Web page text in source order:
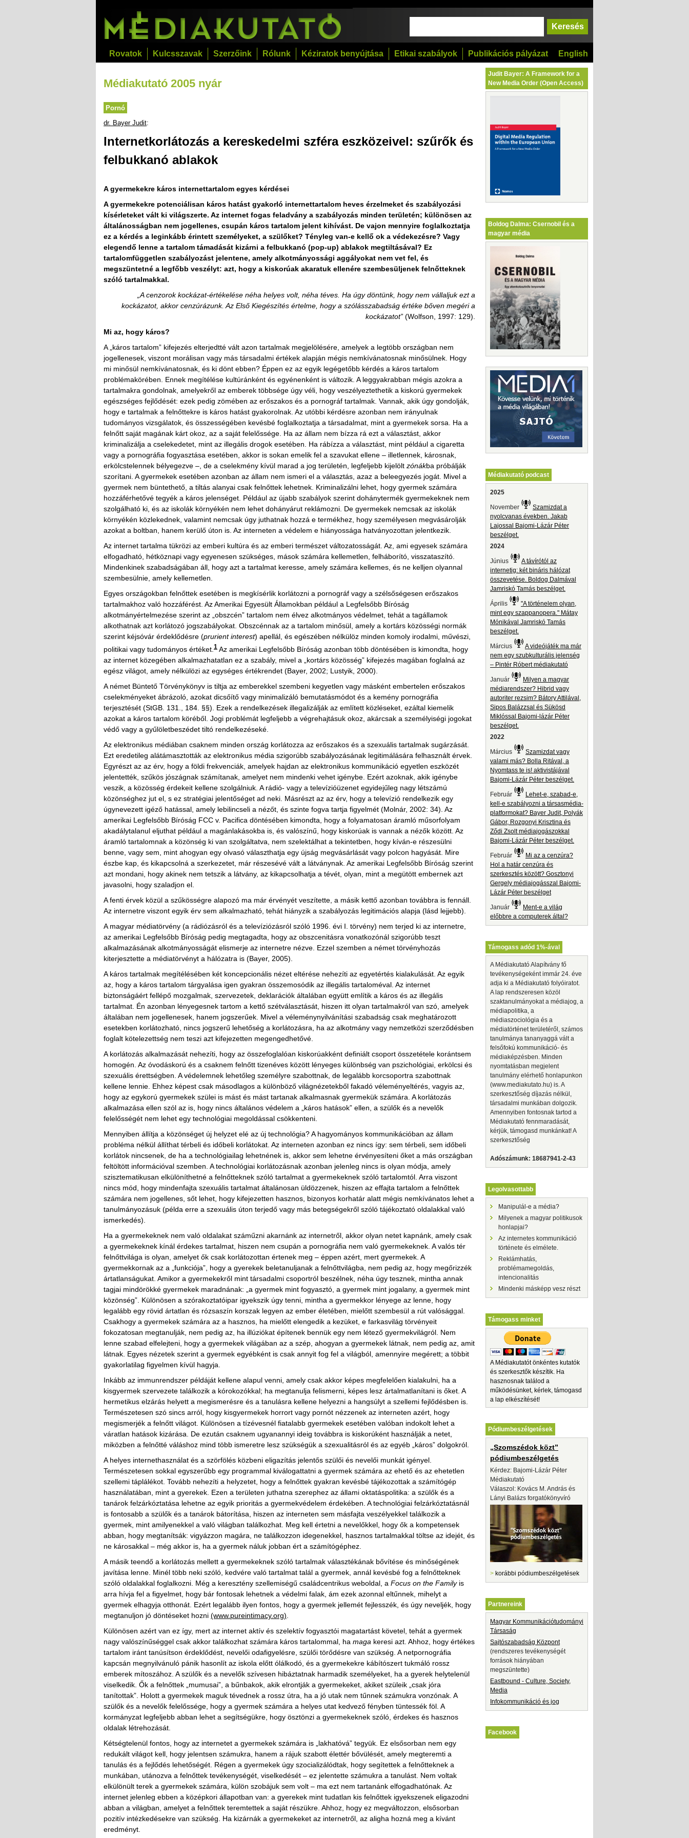
English
Rovatok Kulcsszavak Szerzőink Rólunk Kéziratok benyújtása Etikai szabályok Publikációs pályázat
Médiakutató 2005 nyár
Pornó
dr. Bayer Judit:
Internetkorlátozás a kereskedelmi szféra eszközeivel: szűrők és
felbukkanó ablakok
A gyermekekre káros internettartalom egyes kérdései
A gyermekekre potenciálisan káros hatást gyakorló internettartalom heves érzelmeket és szabályozási
kísérleteket vált ki világszerte. Az internet fogas feladvány a szabályozás minden területén; különösen az
általánosságban nem jogellenes, csupán káros tartalom jelent kihívást. De vajon mennyire foglalkoztatja
ez a kérdés a leginkább érintett személyeket, a szülőket? Tényleg van-e kellő ok a védekezésre? Vagy
elegendő lenne a tartalom támadását kizárni a felbukkanó (pop-up) ablakok megtiltásával? Ez
tartalomfüggetlen szabályozást jelentene, amely alkotmányossági aggályokat nem vet fel, és
megszüntetné a legfőbb veszélyt: azt, hogy a kiskorúak akaratuk ellenére szembesüljenek felnőtteknek
szóló tartalmakkal.
„A cenzorok kockázat-értékelése néha helyes volt, néha téves. Ha úgy döntünk, hogy nem vállaljuk ezt a
kockázatot, akkor cenzúrázunk. Az Első Kiegészítés értelme, hogy a szólásszabadság értéke bőven megéri a
kockázatot” (Wolfson, 1997: 129).
Mi az, hogy káros?
A „káros tartalom” kifejezés elterjedtté vált azon tartalmak megjelölésére, amelyek a legtöbb országban nem
jogellenesek, viszont morálisan vagy más társadalmi értékek alapján mégis nemkívánatosnak minősülnek. Hogy
mi minősül nemkívánatosnak, és ki dönt ebben? Éppen ez az egyik legégetőbb kérdés a káros tartalom
problémakörében. Ennek megítélése kultúránként és egyénenként is változik. A leggyakrabban mégis azokra a
tartalmakra gondolnak, amelyekről az emberek többsége úgy véli, hogy veszélyeztethetik a kiskorú gyermekek
egészséges fejlődését: ezek pedig zömében az erőszakos és a pornográf tartalmak. Vannak, akik úgy gondolják,
hogy e tartalmak a felnőttekre is káros hatást gyakorolnak. Az utóbbi kérdésre azonban nem irányulnak
tudományos vizsgálatok, és összességében kevésbé foglalkoztatja a társadalmat, mint a gyermekek sorsa. Ha a
felnőtt saját magának kárt okoz, az a saját felelőssége. Ha az állam nem bízza rá ezt a választást, akkor
kriminalizálja a cselekedetet, mint az illegális drogok esetében. Ha rábízza a választást, mint például a cigaretta
vagy a pornográfia fogyasztása esetében, akkor is sokan emelik fel a szavukat ellene – illetlennek, károsnak,
erkölcstelennek bélyegezve –, de a cselekmény kívül marad a jog területén, legfeljebb kijelölt zónákba próbálják
szorítani. A gyermekek esetében azonban az állam nem ismeri el a választás, azaz a beleegyezés jogát. Mivel a
gyermek nem büntethető, a tiltás alanyai csak felnőttek lehetnek. Kriminalizálni lehet, hogy gyermek számára
hozzáférhetővé tegyék a káros jelenséget. Például az újabb szabályok szerint dohánytermék gyermekeknek nem
szolgálható ki, és az iskolák környékén nem lehet dohányárut reklámozni. De gyermekek nemcsak az iskolák
környékén közlekednek, valamint nemcsak úgy juthatnak hozzá e termékhez, hogy személyesen megvásárolják
azokat a boltban, hanem kerülő úton is. Az interneten a védelem e hiányossága hatványozottan jelentkezik.
Az internet tartalma tükrözi az emberi kultúra és az emberi természet változatosságát. Az, ami egyesek számára
elfogadható, hétköznapi vagy egyenesen szükséges, mások számára kellemetlen, felháborító, visszataszító.
Mindenkinek szabadságában áll, hogy azt a tartalmat keresse, amely számára kellemes, és ne kelljen olyannal
szembesülnie, amely kellemetlen.
Egyes országokban felnőttek esetében is megkísérlik korlátozni a pornográf vagy a szélsőségesen erőszakos
tartalmakhoz való hozzáférést. Az Amerikai Egyesült Államokban például a Legfelsőbb Bíróság
alkotmányértelmezése szerint az „obszcén” tartalom nem élvez alkotmányos védelmet, tehát a tagállamok
alkothatnak azt korlátozó jogszabályokat. Obszcénnak az a tartalom minősül, amely a kortárs közösségi normák
szerint kéjsóvár érdeklődésre (prurient interest) apellál, és egészében nélkülöz minden komoly irodalmi, művészi,
politikai vagy tudományos értéket. 1 Az amerikai Legfelsőbb Bíróság azonban több döntésében is kimondta, hogy
az internet közegében alkalmazhatatlan ez a szabály, mivel a „kortárs közösség” kifejezés magában foglalná az
egész világot, amely nélkülözi az egységes értékrendet (Bayer, 2002; Lustyik, 2000).
A német Büntető Törvénykönyv is tiltja az emberekkel szembeni kegyetlen vagy másként embertelen erőszakos
cselekményeket ábrázoló, azokat dicsőítő vagy minimalizáló bemutatásmódot és a kemény pornográfia
terjesztését (StGB. 131., 184. §§). Ezek a rendelkezések illegalizálják az említett közléseket, ezáltal kiemelik
azokat a káros tartalom köréből. Jogi problémát legfeljebb a végrehajtásuk okoz, akárcsak a személyiségi jogokat
védő vagy a gyűlöletbeszédet tiltó rendelkezéseké.
Az elektronikus médiában csaknem minden ország korlátozza az erőszakos és a szexuális tartalmak sugárzását.
Ezt eredetileg alátámasztották az elektronikus média szigorúbb szabályozásának legitimálására felhasznált érvek.
Egyrészt az az érv, hogy a földi frekvenciák, amelyek hajdan az elektronikus kommunikáció egyetlen eszközét
jelentették, szűkös jószágnak számítanak, amelyet nem mindenki vehet igénybe. Ezért azoknak, akik igénybe
veszik, a közösség érdekeit kellene szolgálniuk. A rádió- vagy a televízióüzenet egyidejűleg nagy létszámú
közönséghez jut el, s ez stratégiai jelentőséget ad neki. Másrészt az az érv, hogy a televízió rendelkezik egy
úgynevezett igéző hatással, amely lebilincseli a nézőt, és szinte fogva tartja figyelmét (Molnár, 2002: 34). Az
amerikai Legfelsőbb Bíróság FCC v. Pacifica döntésében kimondta, hogy a folyamatosan áramló műsorfolyam
akadálytalanul eljuthat például a magánlakásokba is, és valószínű, hogy kiskorúak is vannak a nézők között. Az
áramló tartalomnak a közönség ki van szolgáltatva, nem szelektálhat a tekintetben, hogy kíván-e részesülni
benne, vagy sem, mint ahogyan egy olvasó választhatja egy újság megvásárlását vagy polcon hagyását. Mire
észbe kap, és kikapcsolná a szerkezetet, már részesévé vált a látványnak. Az amerikai Legfelsőbb Bíróság szerint
azt mondani, hogy akinek nem tetszik a látvány, az kikapcsolhatja a tévét, olyan, mint a megütött embernek azt
javasolni, hogy szaladjon el.
A fenti érvek közül a szűkösségre alapozó ma már érvényét veszítette, a másik kettő azonban továbbra is fennáll.
Az internetre viszont egyik érv sem alkalmazható, tehát hiányzik a szabályozás legitimációs alapja (lásd lejjebb).
A magyar médiatörvény (a rádiózásról és a televíziózásról szóló 1996. évi I. törvény) nem terjed ki az internetre,
az amerikai Legfelsőbb Bíróság pedig megtagadta, hogy az obszcenitásra vonatkozónál szigorúbb teszt
alkalmazásának alkotmányosságát elismerje az internetre nézve. Ezzel szemben a német törvényhozás
kiterjesztette a médiatörvényt a hálózatra is (Bayer, 2005).
A káros tartalmak megítélésében két koncepcionális nézet eltérése nehezíti az egyetértés kialakulását. Az egyik
az, hogy a káros tartalom tárgyalása igen gyakran összemosódik az illegális tartaloméval. Az internet
biztonságáért fellépő mozgalmak, szervezetek, deklarációk általában együtt említik a káros és az illegális
tartalmat. Én azonban lényegesnek tartom a kettő szétválasztását, hiszen itt olyan tartalmakról van szó, amelyek
általában nem jogellenesek, hanem jogszerűek. Mivel a véleménynyilvánítási szabadság csak meghatározott
esetekben korlátozható, nincs jogszerű lehetőség a korlátozásra, ha az alkotmány vagy nemzetközi szerződésben
foglalt kötelezettség nem teszi azt kifejezetten megengedhetővé.
A korlátozás alkalmazását nehezíti, hogy az összefoglalóan kiskorúakként definiált csoport összetétele korántsem
homogén. Az óvodáskorú és a csaknem felnőtt tizenéves között lényeges különbség van pszichológiai, erkölcsi és
szexuális érettségben. A védelemnek lehetőleg személyre szabottnak, de legalább korcsoportra szabottnak
kellene lennie. Ehhez képest csak másodlagos a különböző világnézetekből fakadó véleményeltérés, vagyis az,
hogy az egykorú gyermekek szülei is mást és mást tartanak alkalmasnak gyermekük számára. A korlátozás
alkalmazása ellen szól az is, hogy nincs általános védelem a „káros hatások” ellen, a szülők és a nevelők
felelősségét nem lehet egy technológiai megoldással csökkenteni.
Mennyiben állítja a közönséget új helyzet elé az új technológia? A hagyományos kommunikációban az állam
probléma nélkül állíthat térbeli és időbeli korlátokat. Az interneten azonban ez nincs így: sem térbeli, sem időbeli
korlátok nincsenek, de ha a technológiailag lehetnének is, akkor sem lehetne érvényesíteni őket a más országban
feltöltött információval szemben. A technológiai korlátozásnak azonban jelenleg nincs is olyan módja, amely
szisztematikusan elkülöníthetné a felnőtteknek szóló tartalmat a gyermekeknek szóló tartalomtól. Arra viszont
nincs mód, hogy mindenfajta szexuális tartalmat általánosan üldözzenek, hiszen az effajta tartalom a felnőttek
számára nem jogellenes, sőt lehet, hogy kifejezetten hasznos, bizonyos korhatár alatt mégis nemkívánatos lehet a
tanulmányozásuk (példa erre a szexuális úton terjedő vagy más betegségekről szóló tájékoztató oldalakkal való
ismerkedés).
Ha a gyermekeknek nem való oldalakat száműzni akarnánk az internetről, akkor olyan netet kapnánk, amely csak
a gyermekeknek kínál érdekes tartalmat, hiszen nem csupán a pornográfia nem való gyermekeknek. A valós tér
felnőttvilága is olyan, amelyet ők csak korlátozottan értenek meg – éppen azért, mert gyermekek. A
gyermekkornak az a „funkciója”, hogy a gyerekek beletanuljanak a felnőttvilágba, nem pedig az, hogy megőrizzék
ártatlanságukat. Amikor a gyermekekről mint társadalmi csoportról beszélnek, néha úgy tesznek, mintha annak
tagjai mindörökké gyermekek maradnának: „a gyermek mint fogyasztó, a gyermek mint jogalany, a gyermek mint
közönség”. Különösen a szórakoztatóipar igyekszik úgy tenni, mintha a gyermekkor lényege az lenne, hogy
legalább egy rövid ártatlan és rózsaszín korszak legyen az ember életében, mielőtt szembesül a rút valósággal.
Csakhogy a gyermekek számára az a hasznos, ha mielőtt elengedik a kezüket, e farkasvilág törvényeit
fokozatosan megtanulják, nem pedig az, ha illúziókat építenek bennük egy nem létező gyermekvilágról. Nem
lenne szabad elfelejteni, hogy a gyermekek világában az a szép, ahogyan a gyermekek látnak, nem pedig az, amit
látnak. Egyes nézetek szerint a gyermek egyébként is csak annyit fog fel a világból, amennyire megérett; a többit
gyakorlatilag figyelmen kívül hagyja.
Inkább az immunrendszer példáját kellene alapul venni, amely csak akkor képes megfelelően kialakulni, ha a
kisgyermek szervezete találkozik a kórokozókkal; ha megtanulja felismerni, képes lesz ártalmatlanítani is őket. A
hermetikus elzárás helyett a megismerésre és a tanulásra kellene helyezni a hangsúlyt a szellemi fejlődésben is.
Természetesen szó sincs arról, hogy kisgyermekek horrort vagy pornót nézzenek az interneten azért, hogy
megismerjék a felnőtt világot. Különösen a tízévesnél fiatalabb gyermekek esetében valóban indokolt lehet a
váratlan hatások kizárása. De ezután csaknem ugyanannyi ideig továbbra is kiskorúként használják a netet,
miközben a felnőtté váláshoz mind több ismeretre lesz szükségük a szexualitásról és az egyéb „káros” dolgokról.
A helyes internethasználat és a szörfölés közbeni eligazítás jelentős szülői és nevelői munkát igényel.
Természetesen sokkal egyszerűbb egy programmal kiválogattatni a gyermek számára az ehető és az ehetetlen
szellemi táplálékot. Tovább nehezíti a helyzetet, hogy a felnőttek gyakran kevésbé tájékozottak a számítógép
használatában, mint a gyerekek. Ezen a területen juthatna szerephez az állami oktatáspolitika: a szülők és a
tanárok felzárkóztatása lehetne az egyik prioritás a gyermekvédelem érdekében. A technológiai felzárkóztatásnál
is fontosabb a szülők és a tanárok bátorítása, hiszen az interneten sem másfajta veszélyekkel találkozik a
gyermek, mint amilyenekkel a való világban találkozhat. Meg kell értetni a nevelőkkel, hogy ők a kompetensek
abban, hogy megtanítsák: vigyázzon magára, ne találkozzon idegenekkel, hasznos tartalmakkal töltse az idejét, és
ne károsakkal – még akkor is, ha a gyermek náluk jobban ért a számítógéphez.
A másik teendő a korlátozás mellett a gyermekeknek szóló tartalmak választékának bővítése és minőségének
javítása lenne. Minél több neki szóló, kedvére való tartalmat talál a gyermek, annál kevésbé fog a felnőtteknek
szóló oldalakkal foglalkozni. Még a keresztény szellemiségű családcentrikus weboldal, a Focus on the Family is
arra hívja fel a figyelmet, hogy bár fontosak lehetnek a védelmi falak, ám ezek azonnal eltűnnek, mihelyt a
gyermek elhagyja otthonát. Ezért legalább ilyen fontos, hogy a gyermek jellemét fejlesszék, és úgy neveljék, hogy
megtanuljon jó döntéseket hozni (www.pureintimacy.org)
Különösen azért van ez így, mert az internet aktív és szelektív fogyasztói magatartást követel, tehát a gyermek
nagy valószínűséggel csak akkor találkozhat számára káros tartalommal, ha maga keresi azt. Ahhoz, hogy értékes
tartalom iránt tanúsítson érdeklődést, nevelői odafigyelésre, szülői törődésre van szükség. A netpornográfia
kapcsán megnyilvánuló pánik hasonlít az iskola előtt ólálkodó, és a gyermekekre kábítószert tukmáló rossz
emberek mítoszához. A szülők és a nevelők szívesen hibáztatnak harmadik személyeket, ha a gyerek helytelenül
viselkedik. Ők a felnőttek „mumusai”, a bűnbakok, akik elrontják a gyermekeket, akiket szüleik „csak jóra
tanítottak”. Holott a gyermekek maguk tévednek a rossz útra, ha a jó utak nem tűnnek számukra vonzónak. A
szülők és a nevelők felelőssége, hogy a gyermek számára a helyes utat kedvező fényben tüntessék föl. A
kormányzat legfeljebb abban lehet a segítségükre, hogy ösztönzi a gyermekeknek szóló, érdekes és hasznos
oldalak létrehozását.
Kétségtelenül fontos, hogy az internetet a gyermekek számára is „lakhatóvá” tegyük. Ez elsősorban nem egy
redukált világot kell, hogy jelentsen számukra, hanem a rájuk szabott élettér bővülését, amely megteremti a
tanulás és a fejlődés lehetőségét. Régen a gyermekek úgy szocializálódtak, hogy segítettek a felnőtteknek a
munkában, utánozva a felnőttek tevékenységét, viselkedését – ez jelentette számukra a tanulást. Nem voltak
elkülönült terek a gyermekek számára, külön szobájuk sem volt – ma ezt nem tartanánk elfogadhatónak. Az
internet jelenleg ebben a középkori állapotban van: a gyerekek mint tudatlan kis felnőttek igyekszenek eligazodni
abban a világban, amelyet a felnőttek teremtettek a saját részükre. Ahhoz, hogy ez megváltozzon, elsősorban
pozitív intézkedésekre van szükség. Ha kizárnák a gyermekeket az internetről, az aligha hozná meg a kívánt
eredményt.
Judit Bayer: A Framework for a
New Media Order (Open Access)
Boldog Dalma: Csernobil és a
magyar média
Médiakutató podcast
2025
November
Szamizdat a
nyolcvanas években. Jakab
Lajossal Bajomi-Lázár Péter
beszélget.
2024
Június
A távírótól az
internetig: két bináris hálózat
összevetése. Boldog Dalmával
Jamriskó Tamás beszélget.
Április
"A történelem olyan,
mint egy szappanopera." Mátay
Mónikával Jamriskó Tamás
beszélget.
Március
A videójáték ma már
nem egy szubkulturális jelenség
– Pintér Róbert médiakutató
Január
Milyen a magyar
médiarendszer? Hibrid vagy
autoriter rezsim? Bátory Attilával,
Sipos Balázzsal és Sükösd
Miklóssal Bajomi-lázár Péter
beszélget.
2022
Március
Szamizdat vagy
valami más? Bolla Ritával, a
Nyomtass te is! aktivistájával
Bajomi-Lázár Péter beszélget.
Február
Lehet-e, szabad-e,
kell-e szabályozni a társasmédia-
platformokat? Bayer Judit, Polyák
Gábor, Rozgonyi Krisztina és
Ződi Zsolt médiajogászokkal
Bajomi-Lázár Péter beszélget.
Február
Mi az a cenzúra?
Hol a határ cenzúra és
szerkesztés között? Gosztonyi
Gergely médiajogásszal Bajomi-
Lázár Péter beszélget
Január
Ment-e a világ
előbbre a computerek által?
Támogass adód 1%-ával
A Médiakutató Alapítvány fő
tevékenységeként immár 24. éve
adja ki a Médiakutató folyóiratot.
A lap rendszeresen közöl
szaktanulmányokat a médiajog, a
médiapolitika, a
médiaszociológia és a
médiatörténet területéről, számos
tanulmánya tananyaggá vált a
felsőfokú kommunikáció- és
médiaképzésben. Minden
nyomtatásban megjelent
tanulmány elérhető honlapunkon
(www.mediakutato.hu) is. A
szerkesztőség díjazás nélkül,
társadalmi munkában dolgozik.
Amennyiben fontosnak tartod a
Médiakutató fennmaradását,
kérjük, támogasd munkánkat! A
szerkesztőség
Adószámunk: 18687941-2-43
Legolvasottabb
Manipulál-e a média?
Milyenek a magyar politikusok
honlapjai?
Az internetes kommunikáció
története és elmélete.
Reklámhatás,
problémamegoldás,
intencionalitás
Mindenki másképp vesz részt
Támogass minket
A Médiakutatót önkéntes kutatók
és szerkesztők készítik. Ha
hasznosnak találod a
működésünket, kérlek, támogasd
a lap elkészítését!
Pódiumbeszélgetések
„Szomszédok közt”
pódiumbeszélgetés
Kérdez: Bajomi-Lázár Péter
Médiakutató
Válaszol: Kovács M. András és
Lányi Balázs forgatókönyvíró
> korábbi pódiumbeszélgetések
Partnereink
Magyar Kommunikációtudományi
Társaság
Sajtószabadság Központ
(rendszeres tevékenységét
források hiányában
megszüntette)
Eastbound - Culture, Society,
Media
Infokommunikáció és jog
Facebook